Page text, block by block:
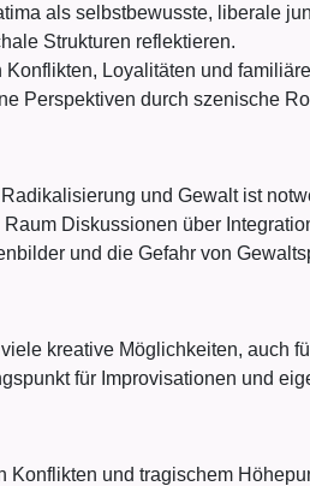
als selbstbewusste, liberale
Strukturen reflektieren.
Loyalitäten und
Perspektiven durch szenische
und Gewalt ist
Diskussionen über
und die Gefahr von
kreative Möglichkeiten, auch
für Improvisationen und
Konflikten und tragischem